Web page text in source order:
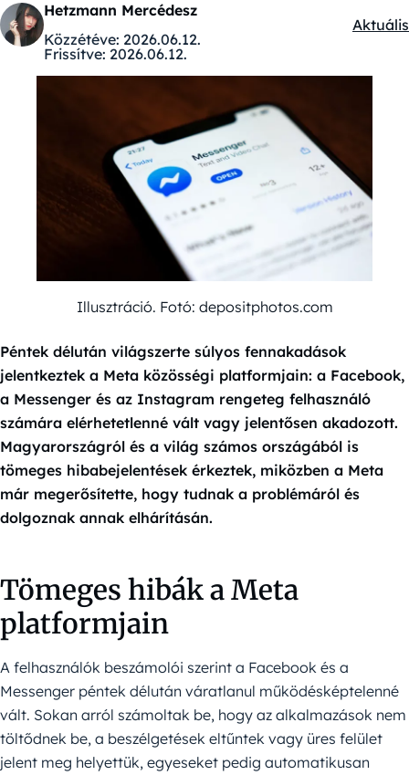
Hetzmann Mercédesz
Közzétéve: 2026.06.12.
Frissítve: 2026.06.12.
Aktuális
Illusztráció. Fotó: depositphotos.com
Péntek délután világszerte súlyos fennakadások
jelentkeztek a Meta közösségi platformjain: a Facebook,
a Messenger és az Instagram rengeteg felhasználó
számára elérhetetlenné vált vagy jelentősen akadozott.
Magyarországról és a világ számos országából is
tömeges hibabejelentések érkeztek, miközben a Meta
már megerősítette, hogy tudnak a problémáról és
dolgoznak annak elhárításán.
Tömeges hibák a Meta
platformjain
A felhasználók beszámolói szerint a Facebook és a
Messenger péntek délután váratlanul működésképtelenné
vált. Sokan arról számoltak be, hogy az alkalmazások nem
töltődnek be, a beszélgetések eltűntek vagy üres felület
jelent meg helyettük, egyeseket pedig automatikusan